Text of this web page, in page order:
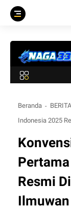
Beranda BERITA
Indonesia 2025
Resmi